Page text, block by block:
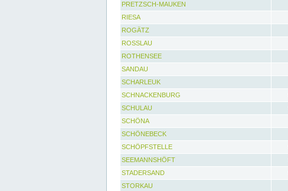
PRETZSCH-MAUKEN
RIESA
ROGÄTZ
ROSSLAU
ROTHENSEE
SANDAU
SCHARLEUK
SCHNACKENBURG
SCHULAU
SCHÖNA
SCHÖNEBECK
SCHÖPFSTELLE
SEEMANNSHÖFT
STADERSAND
STORKAU